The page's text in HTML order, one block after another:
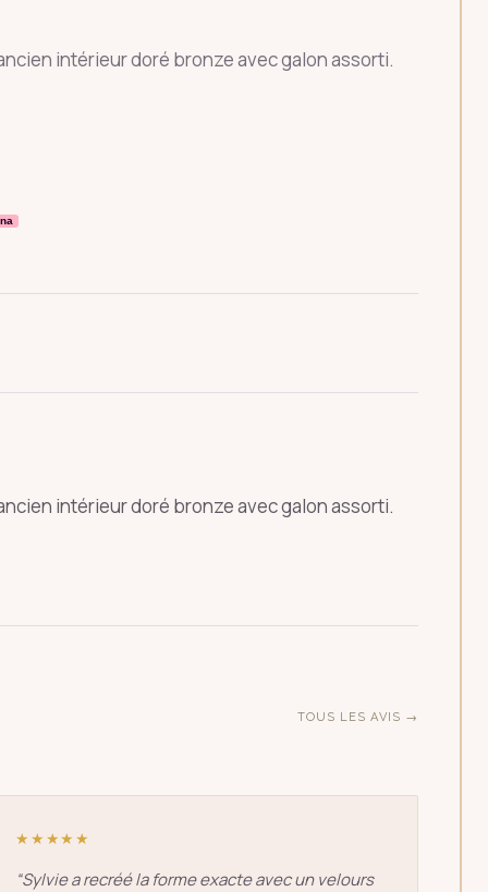
intérieur doré bronze avec galon assorti.
intérieur doré bronze avec galon assorti.
TOUS LES AVIS →
★★★★★
“Sylvie a recréé la forme exacte avec un velours
ÉCHAP